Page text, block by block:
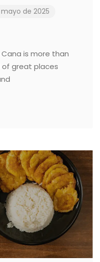
mayo de 2025
Cana is more than
of great places